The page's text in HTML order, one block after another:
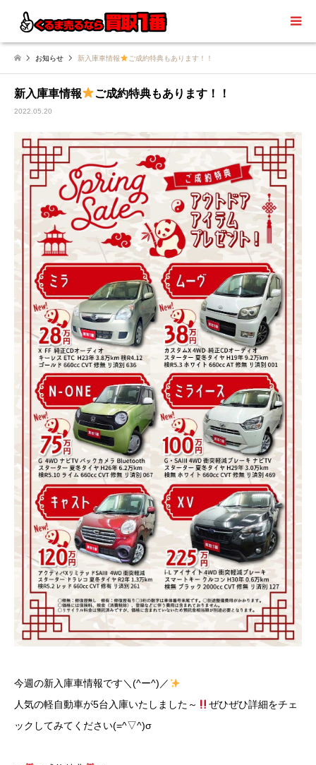
お知らせ 新入庫車情報 ご成約特典もあります！！
新入庫車情報 ご成約特典もあります！！
2022.05.20
今週の新入庫車情報です＼(^ー^)／
人気の軽自動車が5台入庫いたしました～
ぜひぜひ詳細をチェ
ックしてみてください(=^▽^)σ